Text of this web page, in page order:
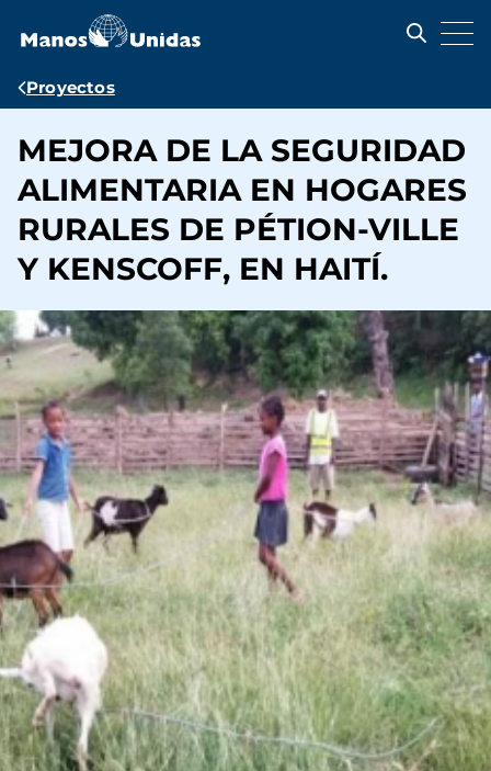
contenido
Ruta
navegación
Proyectos
MEJORA DE LA SEGURIDAD
ALIMENTARIA EN HOGARES
RURALES DE PÉTION-VILLE
Y KENSCOFF, EN HAITÍ.